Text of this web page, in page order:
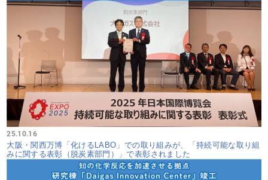
25.10.16
大阪・関西万博「化けるLABO」での取り組みが、「持続可能な取り組
みに関する表彰（脱炭素部門）」で表彰されました